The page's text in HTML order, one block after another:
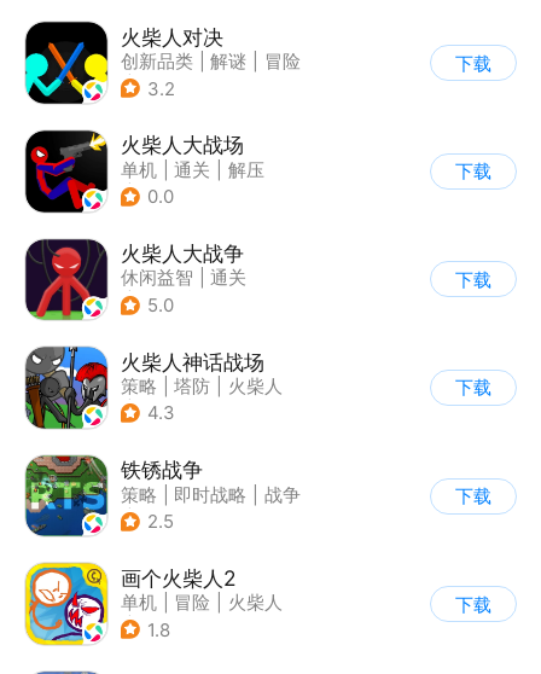
火柴人对决
创新品类 解谜
冒险
| 挑战破纪录
3.2
下载
火柴人大战场
单机 通关
解压
| 火柴人
0.0
下载
火柴人大战争
休闲益智
通关
| 火柴人
5.0
下载
火柴人神话战场
策略 塔防
火柴人
| 休闲益智
4.3
下载
铁锈战争
策略 即时战略
战争
| 像素风
2.5
下载
画个火柴人2
单机 冒险
火柴人
| 休闲益智
1.8
下载